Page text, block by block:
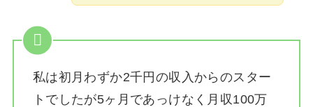
私は初月わずか2千円の収入からのスター
トでしたが5ヶ月であっけなく月収100万